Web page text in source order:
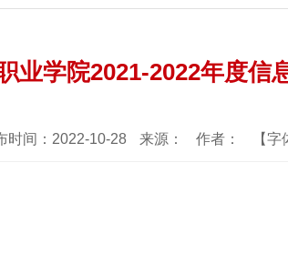
业学院2021-2022年度信
时间：2022-10-28 来源： 作者： 【字